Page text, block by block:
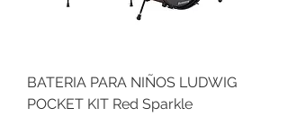
BATERIA PARA NIÑOS LUDWIG
POCKET KIT Red Sparkle